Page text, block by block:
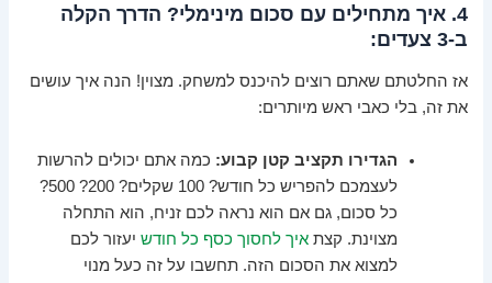
4. איך מתחילים עם סכום מינימלי? הדרך הקלה
ב-3 צעדים:
אז החלטתם שאתם רוצים להיכנס למשחק. מצוין! הנה איך עושים
את זה, בלי כאבי ראש מיותרים:
הגדירו תקציב קטן קבוע: כמה אתם יכולים להרשות
לעצמכם להפריש כל חודש? 100 שקלים? 200? 500?
כל סכום, גם אם הוא נראה לכם זניח, הוא התחלה
מצוינת. קצתאיך לחסוך כסף כל חודש יעזור לכם
למצוא את הסכום הזה. תחשבו על זה כעל מנוי